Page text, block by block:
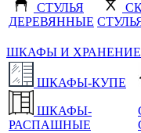
СТУЛЬЯ
ДЕРЕВЯННЫЕ
ШКАФЫ И ХРАНЕНИЕ
ШКАФЫ-КУПЕ
ШКАФЫ-
РАСПАШНЫЕ